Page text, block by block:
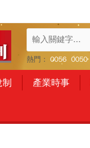
熱門： 0056 0050
產業時事